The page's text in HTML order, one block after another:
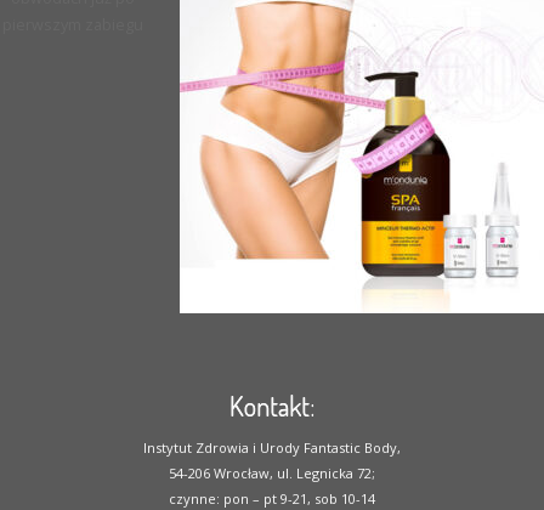
Kontakt:
Instytut Zdrowia i Urody Fantastic Body,
54-206 Wrocław, ul. Legnicka 72;
czynne: pon – pt 9-21, sob 10-14